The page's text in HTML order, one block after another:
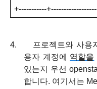
+-----------
4.
프로젝트와 사용
용자 계정에
역할을
있는지 우선
합니다. 여기서는